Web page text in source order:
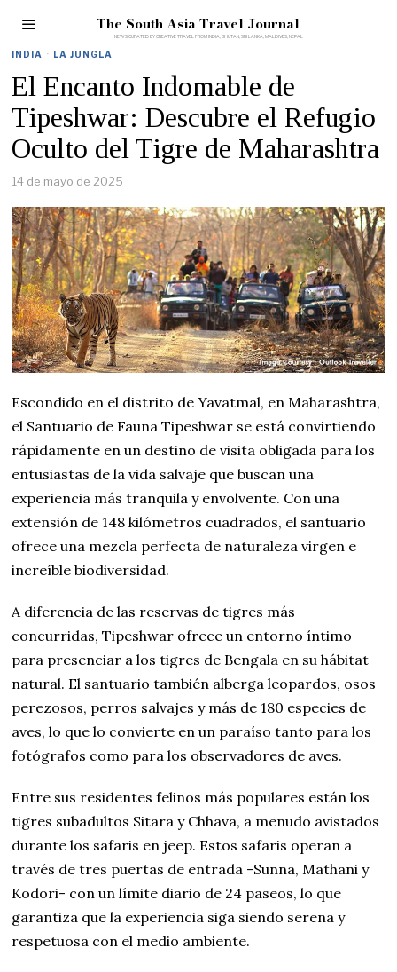
The South Asia Travel Journal
INDIA · LA JUNGLA
El Encanto Indomable de
Tipeshwar: Descubre el Refugio
Oculto del Tigre de Maharashtra
14 de mayo de 2025
Escondido en el distrito de Yavatmal, en Maharashtra,
el Santuario de Fauna Tipeshwar se está convirtiendo
rápidamente en un destino de visita obligada para los
entusiastas de la vida salvaje que buscan una
experiencia más tranquila y envolvente. Con una
extensión de 148 kilómetros cuadrados, el santuario
ofrece una mezcla perfecta de naturaleza virgen e
increíble biodiversidad.
A diferencia de las reservas de tigres más
concurridas, Tipeshwar ofrece un entorno íntimo
para presenciar a los tigres de Bengala en su hábitat
natural. El santuario también alberga leopardos, osos
perezosos, perros salvajes y más de 180 especies de
aves, lo que lo convierte en un paraíso tanto para los
fotógrafos como para los observadores de aves.
Entre sus residentes felinos más populares están los
tigres subadultos Sitara y Chhava, a menudo avistados
durante los safaris en jeep. Estos safaris operan a
través de tres puertas de entrada -Sunna, Mathani y
Kodori- con un límite diario de 24 paseos, lo que
garantiza que la experiencia siga siendo serena y
respetuosa con el medio ambiente.